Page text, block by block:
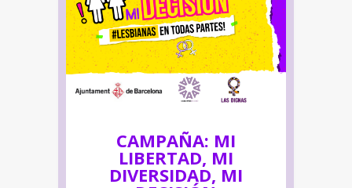
CAMPAÑA: MI
LIBERTAD, MI
DIVERSIDAD, MI